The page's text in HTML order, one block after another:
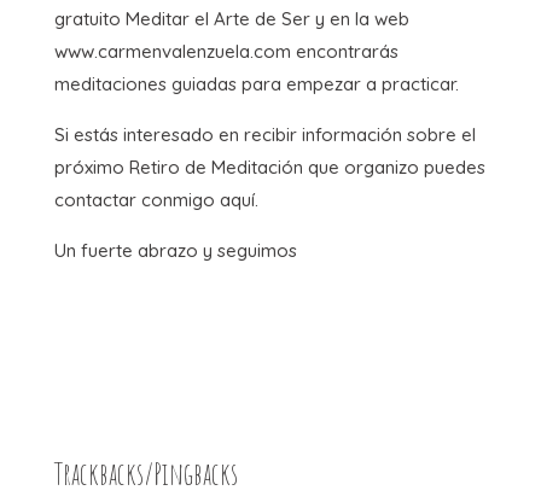
gratuito Meditar el Arte de Ser y en la web
www.carmenvalenzuela.com encontrarás
meditaciones guiadas para empezar a practicar.
Si estás interesado en recibir información sobre el
próximo Retiro de Meditación que organizo puedes
contactar conmigo aquí.
Un fuerte abrazo y seguimos
Trackbacks/Pingbacks